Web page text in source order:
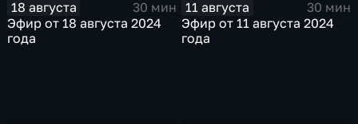
18 августа
30 мин
Эфир от 18 августа 2024
года
11 августа
30 мин
Эфир от 11 августа 2024
года